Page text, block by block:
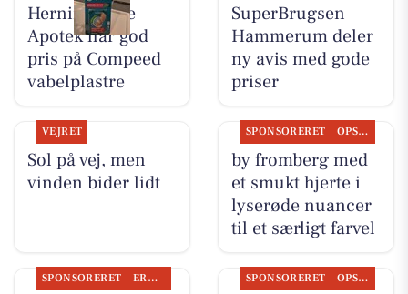
Herning Løve
Apotek har god
pris på Compeed
vabelplastre
SuperBrugsen
Hammerum deler
ny avis med gode
priser
VEJRET
Sol på vej, men
vinden bider lidt
SPONSORERET OPSLAGSTAVLEN
by fromberg med
et smukt hjerte i
lyserøde nuancer
til et særligt farvel
SPONSORERET ERHVERV SPONSORERET OPSLAGSTAVLEN